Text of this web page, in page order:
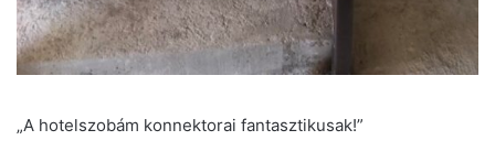
„A hotelszobám konnektorai fantasztikusak!”